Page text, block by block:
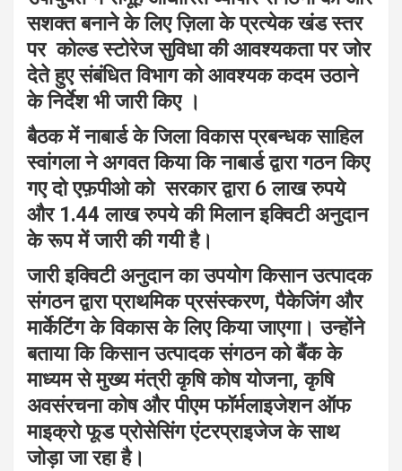
सशक्त बनाने के लिए ज़िला के प्रत्येक खंड स्तर
पर कोल्ड स्टोरेज सुविधा की आवश्यकता पर जोर
देते हुए संबंधित विभाग को आवश्यक कदम उठाने
के निर्देश भी जारी किए ।
बैठक में नाबार्ड के जिला विकास प्रबन्धक साहिल
स्वांगला ने अगवत किया कि नाबार्ड द्वारा गठन किए
गए दो एफ़पीओ को सरकार द्वारा 6 लाख रुपये
और 1.44 लाख रुपये की मिलान इक्विटी अनुदान
के रूप में जारी की गयी है।
जारी इक्विटी अनुदान का उपयोग किसान उत्पादक
संगठन द्वारा प्राथमिक प्रसंस्करण, पैकेजिंग और
मार्केटिंग के विकास के लिए किया जाएगा। उन्होंने
बताया कि किसान उत्पादक संगठन को बैंक के
माध्यम से मुख्य मंत्री कृषि कोष योजना, कृषि
अवसंरचना कोष और पीएम फॉर्मलाइजेशन ऑफ
माइक्रो फूड प्रोसेसिंग एंटरप्राइजेज के साथ
जोड़ा जा रहा है।